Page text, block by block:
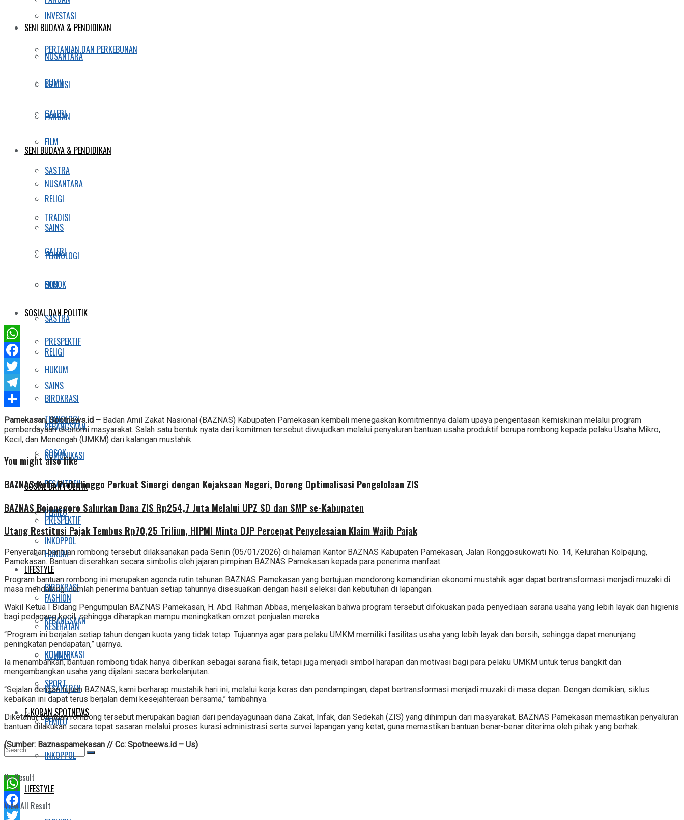
SENI BUDAYA & PENDIDIKAN
NUSANTARA
TRADISI
GALERI
FILM
SASTRA
RELIGI
SAINS
TEKNOLOGI
SOSOK
SOSIAL DAN POLITIK
PRESPEKTIF
HUKUM
BIROKRASI
KEBANGSAAN
KOMUNIKASI
PESANTREN
PEMILU
INKOPPOL
LIFESTYLE
FASHION
KESEHATAN
KULINER
SPORT
E-KORAN SPOTNEWS
No Result
View All Result
INVESTASI
PERTANIAN DAN PERKEBUNAN
BUMN
PANGAN
SENI BUDAYA & PENDIDIKAN
NUSANTARA
TRADISI
GALERI
FILM
SASTRA
RELIGI
SAINS
TEKNOLOGI
SOSOK
SOSIAL DAN POLITIK
PRESPEKTIF
HUKUM
BIROKRASI
KEBANGSAAN
KOMUNIKASI
PESANTREN
PEMILU
INKOPPOL
LIFESTYLE
WhatsApp
Facebook
Twitter
Telegram
Share
Pamekasan, Spotnews.id – Badan Amil Zakat Nasional (BAZNAS) Kabupaten Pamekasan kembali menegaskan komitmennya dalam upaya pengentasan kemiskinan melalui program
pemberdayaan ekonomi masyarakat. Salah satu bentuk nyata dari komitmen tersebut diwujudkan melalui penyaluran bantuan usaha produktif berupa rombong kepada pelaku Usaha Mikro,
Kecil, dan Menengah (UMKM) dari kalangan mustahik.
You might also like
BAZNAS Kota Probolinggo Perkuat Sinergi dengan Kejaksaan Negeri, Dorong Optimalisasi Pengelolaan ZIS
BAZNAS Bojonegoro Salurkan Dana ZIS Rp254,7 Juta Melalui UPZ SD dan SMP se-Kabupaten
Utang Restitusi Pajak Tembus Rp70,25 Triliun, HIPMI Minta DJP Percepat Penyelesaian Klaim Wajib Pajak
Penyerahan bantuan rombong tersebut dilaksanakan pada Senin (05/01/2026) di halaman Kantor BAZNAS Kabupaten Pamekasan, Jalan Ronggosukowati No. 14, Kelurahan Kolpajung,
Pamekasan. Bantuan diserahkan secara simbolis oleh jajaran pimpinan BAZNAS Pamekasan kepada para penerima manfaat.
Program bantuan rombong ini merupakan agenda rutin tahunan BAZNAS Pamekasan yang bertujuan mendorong kemandirian ekonomi mustahik agar dapat bertransformasi menjadi muzaki di
masa mendatang. Jumlah penerima bantuan setiap tahunnya disesuaikan dengan hasil seleksi dan kebutuhan di lapangan.
Wakil Ketua I Bidang Pengumpulan BAZNAS Pamekasan, H. Abd. Rahman Abbas, menjelaskan bahwa program tersebut difokuskan pada penyediaan sarana usaha yang lebih layak dan higienis
bagi pedagang kecil, sehingga diharapkan mampu meningkatkan omzet penjualan mereka.
“Program ini berjalan setiap tahun dengan kuota yang tidak tetap. Tujuannya agar para pelaku UMKM memiliki fasilitas usaha yang lebih layak dan bersih, sehingga dapat menunjang
peningkatan pendapatan,” ujarnya.
Ia menambahkan, bantuan rombong tidak hanya diberikan sebagai sarana fisik, tetapi juga menjadi simbol harapan dan motivasi bagi para pelaku UMKM untuk terus bangkit dan
mengembangkan usaha yang dijalani secara berkelanjutan.
“Sejalan dengan tujuan BAZNAS, kami berharap mustahik hari ini, melalui kerja keras dan pendampingan, dapat bertransformasi menjadi muzaki di masa depan. Dengan demikian, siklus
kebaikan ini dapat terus berjalan demi kesejahteraan bersama,” tambahnya.
Diketahui, bantuan rombong tersebut merupakan bagian dari pendayagunaan dana Zakat, Infak, dan Sedekah (ZIS) yang dihimpun dari masyarakat. BAZNAS Pamekasan memastikan penyaluran
bantuan dilakukan secara tepat sasaran melalui proses kurasi administrasi serta survei lapangan yang ketat, guna memastikan bantuan benar-benar diterima oleh pihak yang berhak.
(Sumber: Baznaspamekasan // Cc: Spotneews.id – Us)
WhatsApp
Facebook